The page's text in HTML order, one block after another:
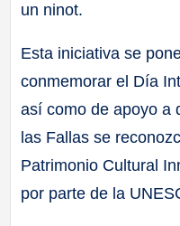
un ninot.
Esta iniciativa se
conmemorar el Día
así como de apoyo a
las Fallas se
Patrimonio Cultural
por parte de la